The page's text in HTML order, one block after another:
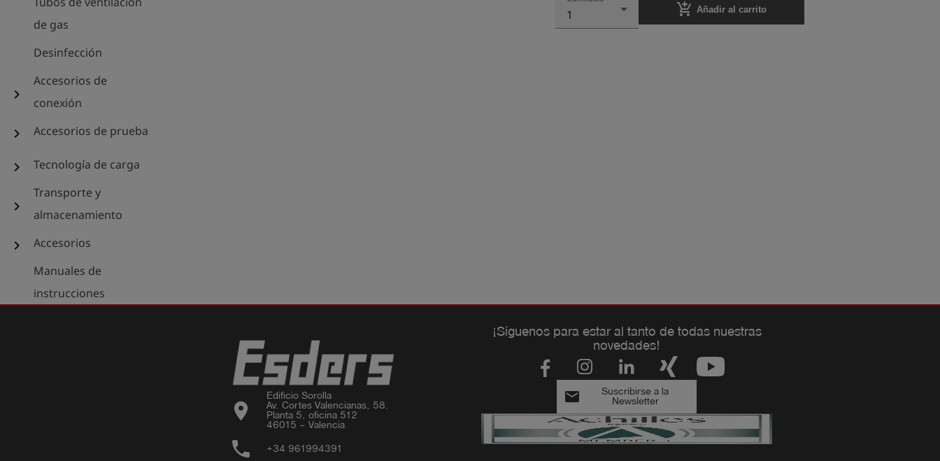
de gas
Desinfección
chevron_right
Accesorios de
conexión
chevron_right Accesorios de prueba
chevron_right Tecnología de carga
chevron_right
Transporte y
almacenamiento
chevron_right
Accesorios
Manuales de
instrucciones
1 add_shopping_cart Añadir al carrito
location_on
Edificio Sorolla
Av. Cortes Valencianas, 58.
Planta 5, oficina 512
46015 – Valencia
phone +34 961994391
¡Síguenos para estar al tanto de todas nuestras
novedades!
email
Suscribirse a la
Newsletter